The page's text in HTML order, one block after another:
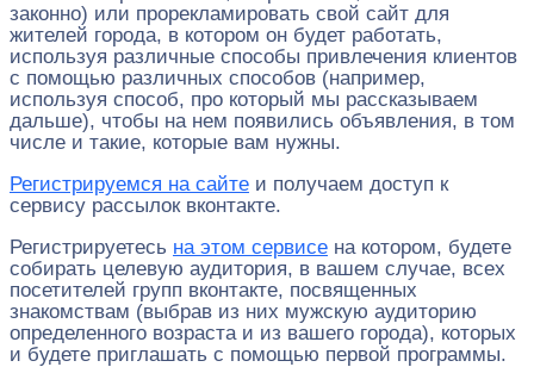
законно) или прорекламировать свой сайт для
жителей города, в котором он будет работать,
используя различные способы привлечения клиентов
с помощью различных способов (например,
используя способ, про который мы рассказываем
дальше), чтобы на нем появились объявления, в том
числе и такие, которые вам нужны.
Регистрируемся на сайте и получаем доступ к
сервису рассылок вконтакте.
Регистрируетесь на этом сервисе на котором, будете
собирать целевую аудитория, в вашем случае, всех
посетителей групп вконтакте, посвященных
знакомствам (выбрав из них мужскую аудиторию
определенного возраста и из вашего города), которых
и будете приглашать с помощью первой программы.